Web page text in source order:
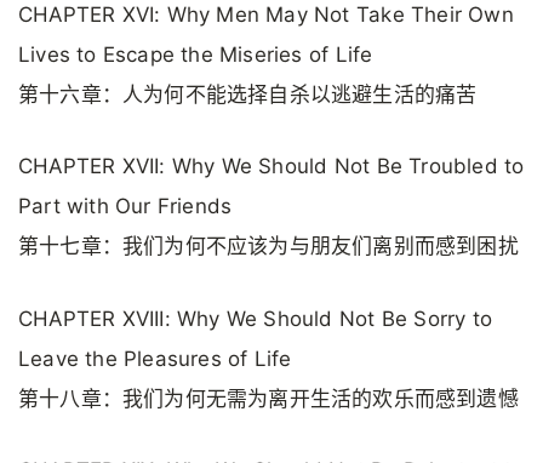
CHAPTER XVI: Why Men May Not Take Their Own
Lives to Escape the Miseries of Life
第十六章：人为何不能选择自杀以逃避生活的痛苦
CHAPTER XVII: Why We Should Not Be Troubled to
Part with Our Friends
第十七章：我们为何不应该为与朋友们离别而感到困扰
CHAPTER XVIII: Why We Should Not Be Sorry to
Leave the Pleasures of Life
第十八章：我们为何无需为离开生活的欢乐而感到遗憾